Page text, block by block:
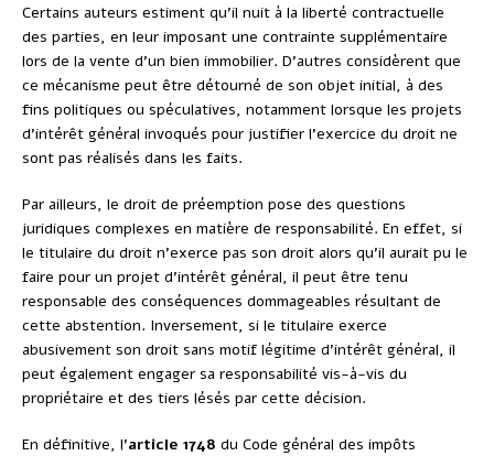
Certains auteurs estiment qu’il nuit à la liberté contractuelle
des parties, en leur imposant une contrainte supplémentaire
lors de la vente d’un bien immobilier. D’autres considèrent que
ce mécanisme peut être détourné de son objet initial, à des
fins politiques ou spéculatives, notamment lorsque les projets
d’intérêt général invoqués pour justifier l’exercice du droit ne
sont pas réalisés dans les faits.
Par ailleurs, le droit de préemption pose des questions
juridiques complexes en matière de responsabilité. En effet, si
le titulaire du droit n’exerce pas son droit alors qu’il aurait pu le
faire pour un projet d’intérêt général, il peut être tenu
responsable des conséquences dommageables résultant de
cette abstention. Inversement, si le titulaire exerce
abusivement son droit sans motif légitime d’intérêt général, il
peut également engager sa responsabilité vis-à-vis du
propriétaire et des tiers lésés par cette décision.
En définitive, l’article 1748 du Code général des impôts